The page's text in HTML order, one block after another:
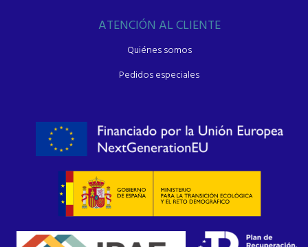
ATENCIÓN AL CLIENTE
Quiénes somos
Pedidos especiales